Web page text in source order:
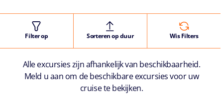
Filter op Sorteren op duur Wis Filters
Alle excursies zijn afhankelijk van beschikbaarheid.
Meld u aan om de beschikbare excursies voor uw
cruise te bekijken.